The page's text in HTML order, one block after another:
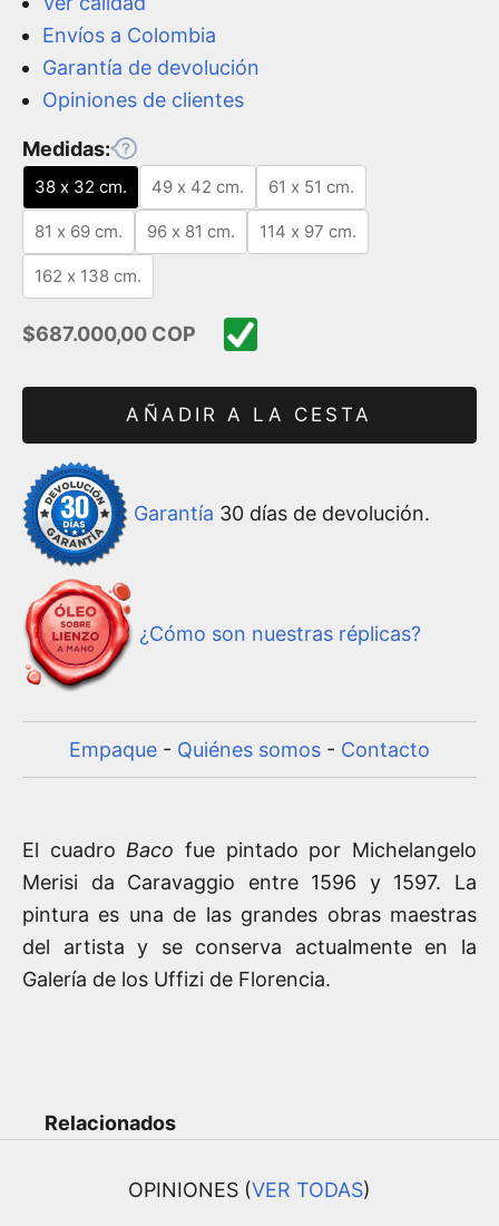
Envíos a Colombia
Garantía de devolución
Opiniones de clientes
Medidas:
38 x 32 cm. 49 x 42 cm. 61 x 51 cm.
81 x 69 cm. 96 x 81 cm. 114 x 97 cm.
162 x 138 cm.
Precio de oferta
$687.000,00 COP
AÑADIR A LA CESTA
Garantía 30 días de devolución.
¿Cómo son nuestras réplicas?
Empaque - Quiénes somos - Contacto
El cuadro Baco fue pintado por Michelangelo
Merisi da Caravaggio entre 1596 y 1597. La
pintura es una de las grandes obras maestras
del artista y se conserva actualmente en la
Galería de los Uffizi de Florencia.
Relacionados
OPINIONES (VER TODAS)